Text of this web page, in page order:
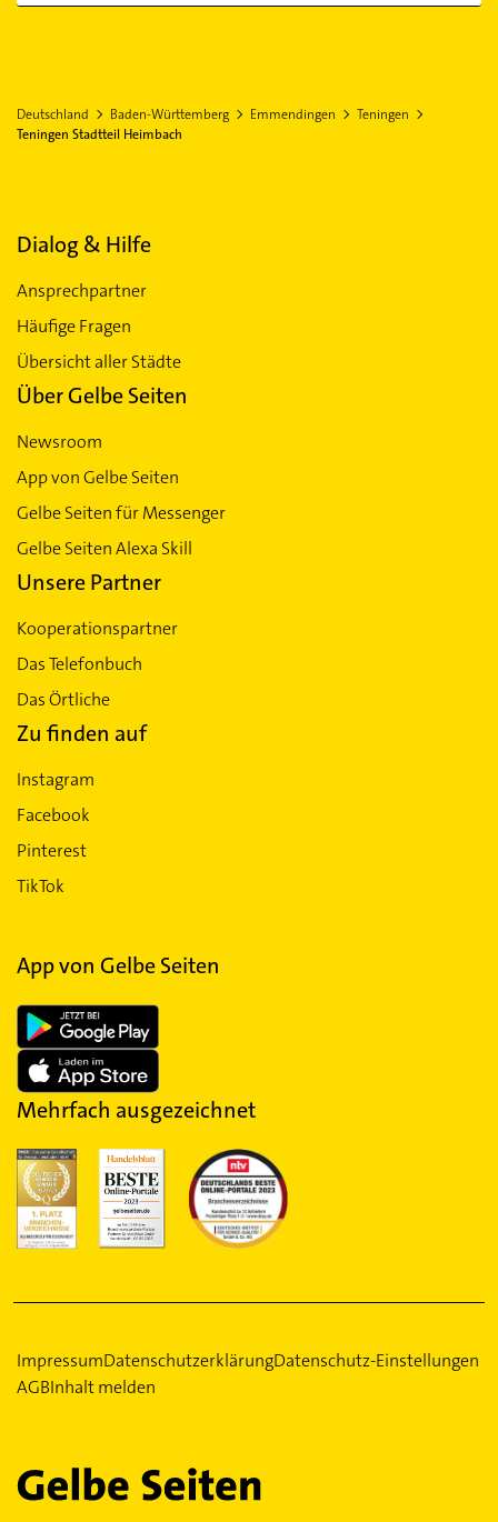
Deutschland Baden-Württemberg Emmendingen
Teningen
Teningen Stadtteil Heimbach
Dialog & Hilfe
Ansprechpartner
Häufige Fragen
Übersicht aller Städte
Über Gelbe Seiten
Newsroom
App von Gelbe Seiten
Gelbe Seiten für Messenger
Gelbe Seiten Alexa Skill
Unsere Partner
Kooperationspartner
Das Telefonbuch
Das Örtliche
Zu finden auf
Instagram
Facebook
Pinterest
TikTok
App von Gelbe Seiten
Mehrfach ausgezeichnet
ImpressumDatenschutzerklärungDatenschutz-Einstellungen
AGBInhalt melden